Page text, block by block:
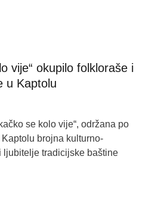
vije“ okupilo folkloraše i
u Kaptolu
se kolo vije“, održana po
brojna kulturno-
ljubitelje tradicijske baštine